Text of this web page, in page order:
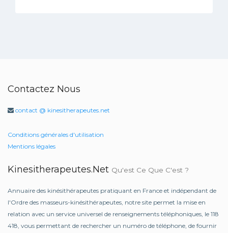
Contactez Nous
contact @ kinesitherapeutes.net
Conditions générales d'utilisation
Mentions légales
Kinesitherapeutes.net Qu'est Ce Que C'est ?
Annuaire des kinésithérapeutes pratiquant en France et indépendant de
l'Ordre des masseurs-kinésithérapeutes, notre site permet la mise en
relation avec un service universel de renseignements téléphoniques, le 118
418, vous permettant de rechercher un numéro de téléphone, de fournir